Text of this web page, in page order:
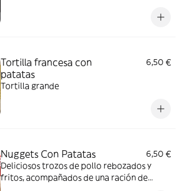
Tortilla francesa con
patatas
6,50 €
Tortilla grande
Nuggets Con Patatas
6,50 €
Deliciosos trozos de pollo rebozados y
fritos, acompañados de una ración de